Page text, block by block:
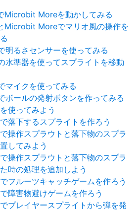
Microbit Moreを動かしてみる
Microbit Moreでマリオ風の操作を
るさセンサーを使ってみる
準器を使ってスプライトを移動
イクを使ってみる
ールの発射ボタンを作ってみる
使ってみよう
落下するスプライトを作ろう
操作スプラウトと落下物のスプラ
してみよう
操作スプラウトと落下物のスプラ
時の処理を追加しよう
フルーツキャッチゲームを作ろう
障害物避けゲームを作ろう
プレイヤースプライトから弾を発